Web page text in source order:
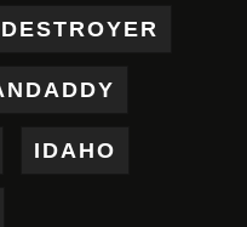
DESTROYER
IDAHO